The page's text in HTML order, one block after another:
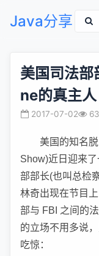
Java分享
美国司法
ne的真主人
2017-07-02
美国的知名
Show)近日迎来
部部长(也叫总检
林奇出现在节目
部与 FBI 之间的
的立场不用多说
吃惊：